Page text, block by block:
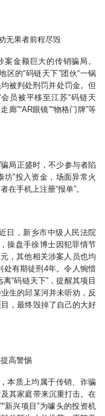
无果者前程尽毁
案金额巨大的传销骗局。
区的“码链天下”团伙“一锅
被判处刑罚并处罚金。但
员被平移至江苏“码链天
廊”“AR眼镜”“物格门牌”等
局正盛时，不少参与者陷
坊”投入资金，场面异常火
手机上注册“报单”。
日，新乡市中级人民法院
操盘手徐博士因犯罪情节
，其他相关涉案人员也均
处有期徒刑4年。令人惋惜
“码链天下”，提醒其项目
生的邱某河并未听劝，反
，最终毁掉了自己的大好
高警惕
本质上均属于传销、诈骗
其家庭带来沉重打击。在
新兴项目”为噱头的投资机